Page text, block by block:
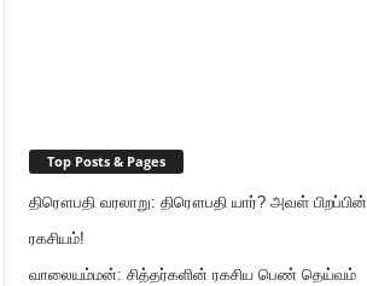
Top Posts & Pages
திரௌபதி வரலாறு: திரௌபதி யார்? அவள் பிறப்பின்
ரகசியம்!
வாலையம்மன்: சித்தர்களின் ரகசிய பெண் தெய்வம்